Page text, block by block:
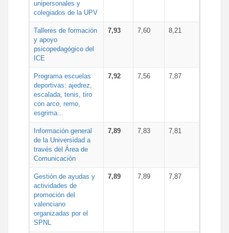
unipersonales y
colegiados de la UPV
Talleres de formación
y apoyo
psicopedagógico del
ICE
7,93 7,60 8,21
Programa escuelas
deportivas: ajedrez,
escalada, tenis, tiro
con arco, remo,
esgrima...
7,92 7,56 7,87
Información general
de la Universidad a
través del Área de
Comunicación
7,89 7,83 7,81
Gestión de ayudas y
actividades de
promoción del
valenciano
organizadas por el
SPNL
7,89 7,89 7,87